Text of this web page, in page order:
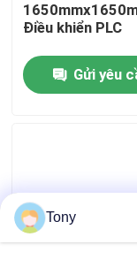
Tin tức
Yêu cầu Đặt giá
Điều khiển PLC
Gửi yêu
Tony